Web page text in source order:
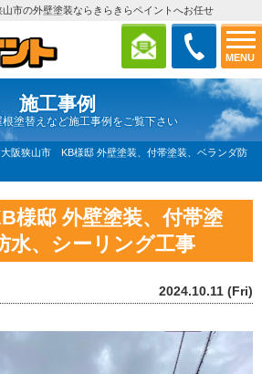
MENU
市の外壁塗装ならきらきらペイントへお任せ
施工事例
塗替えなど施工事例をご覧下さい
大阪狭山市 KB様邸 外壁塗装、付帯塗装、ベランダ防
邸 外壁塗装、付帯塗
水、シーリング工事
2024.10.11 (Fri)